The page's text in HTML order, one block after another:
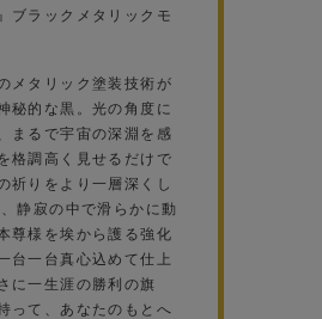
ブラックメタリックモ
メタリック塗装技術が
秘的な黒。光の角度に
まるで宇宙の深淵を感
格調高く見せるだけで
祈りをより一層深くし
静寂の中で滑らかに動
尊様を埃から護る強化
台一台真心込めて仕上
に一生涯の勝利の旗
って、あなたのもとへ